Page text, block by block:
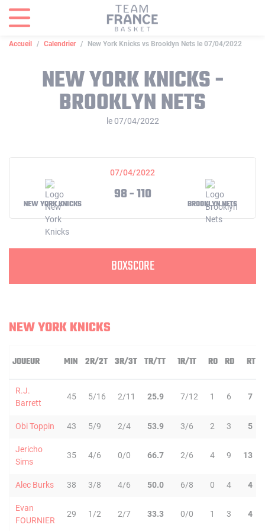
Accueil Calendrier New York Knicks vs Brooklyn Nets le 07/04/2022
NEW YORK KNICKS -
BROOKLYN NETS
le 07/04/2022
07/04/2022
NEW YORK KNICKS
98 - 110
BROOKLYN NETS
BOXSCORE
NEW YORK KNICKS
JOUEUR MIN 2R/2T 3R/3T TR/TT 1R/1T RO RD RT
R.J.
Barrett
45 5/16 2/11 25.9 7/12 1 6 7
Obi Toppin 43 5/9 2/4 53.9 3/6 2 3 5
Jericho
Sims
35 4/6 0/0 66.7 2/6 4 9 13
Alec Burks 38 3/8 4/6 50.0 6/8 0 4 4
Evan
FOURNIER
29 1/2 2/7 33.3 0/0 1 3 4
Panneau de gestion des cookies